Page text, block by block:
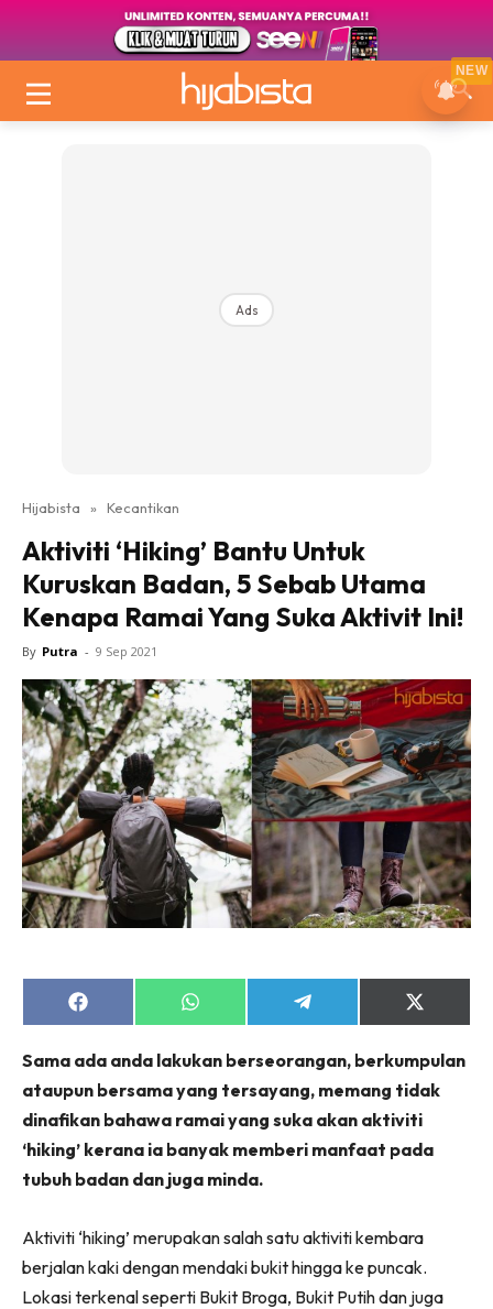
Ads
Hijabista » Kecantikan
Aktiviti ‘Hiking’ Bantu Untuk
Kuruskan Badan, 5 Sebab Utama
Kenapa Ramai Yang Suka Aktivit Ini!
By Putra - 9 Sep 2021
Share
on
Share
on
Share
on
Share
on
(Twitter)
Sama ada anda lakukan berseorangan, berkumpulan
ataupun bersama yang tersayang, memang tidak
dinafikan bahawa ramai yang suka akan aktiviti
‘hiking’ kerana ia banyak memberi manfaat pada
tubuh badan dan juga minda.
Aktiviti ‘hiking’ merupakan salah satu aktiviti kembara
berjalan kaki dengan mendaki bukit hingga ke puncak.
Lokasi terkenal seperti Bukit Broga, Bukit Putih dan juga
NEW